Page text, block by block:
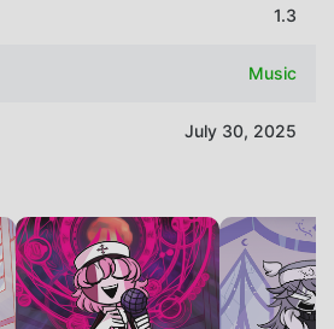
1.3
Music
July 30, 2025